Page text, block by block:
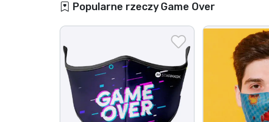
Popularne rzeczy Game Over